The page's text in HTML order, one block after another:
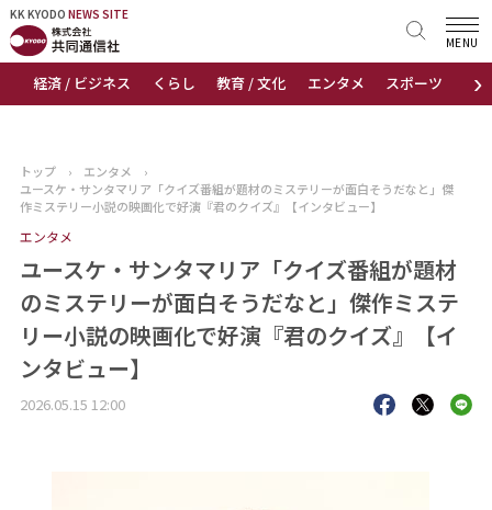
KK KYODO NEWS SITE
›
経済 / ビジネス くらし 教育 / 文化 エンタメ スポーツ 地域
MENU
KK KYODONEWS SITE
トップページ
ニュース
おすすめコンテンツ
出版物
会社概要
トップ › エンタメ
›
ユースケ・サンタマリア「クイズ番組が題材のミステリーが面白そうだなと」傑
作ミステリー小説の映画化で好演『君のクイズ』【インタビュー】
エンタメ
ユースケ・サンタマリア「クイズ番組が題材
のミステリーが面白そうだなと」傑作ミステ
リー小説の映画化で好演『君のクイズ』【イ
ンタビュー】
2026.05.15 12:00